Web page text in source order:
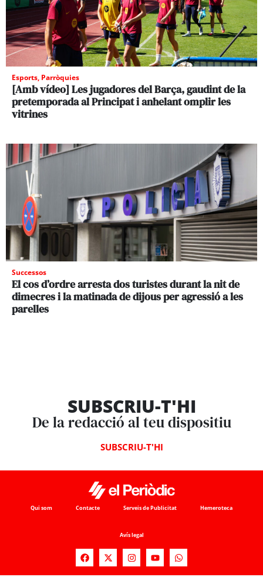
Esports, Parròquies
[Amb vídeo] Les jugadores del Barça, gaudint de la
pretemporada al Principat i anhelant omplir les
vitrines
Successos
El cos d’ordre arresta dos turistes durant la nit de
dimecres i la matinada de dijous per agressió a les
parelles
SUBSCRIU-T'HI
De la redacció al teu dispositiu
SUBSCRIU-T'HI
Qui som Contacte Serveis de Publicitat Hemeroteca
Avís legal